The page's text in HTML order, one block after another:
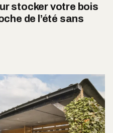
stocker votre bois
de l’été sans